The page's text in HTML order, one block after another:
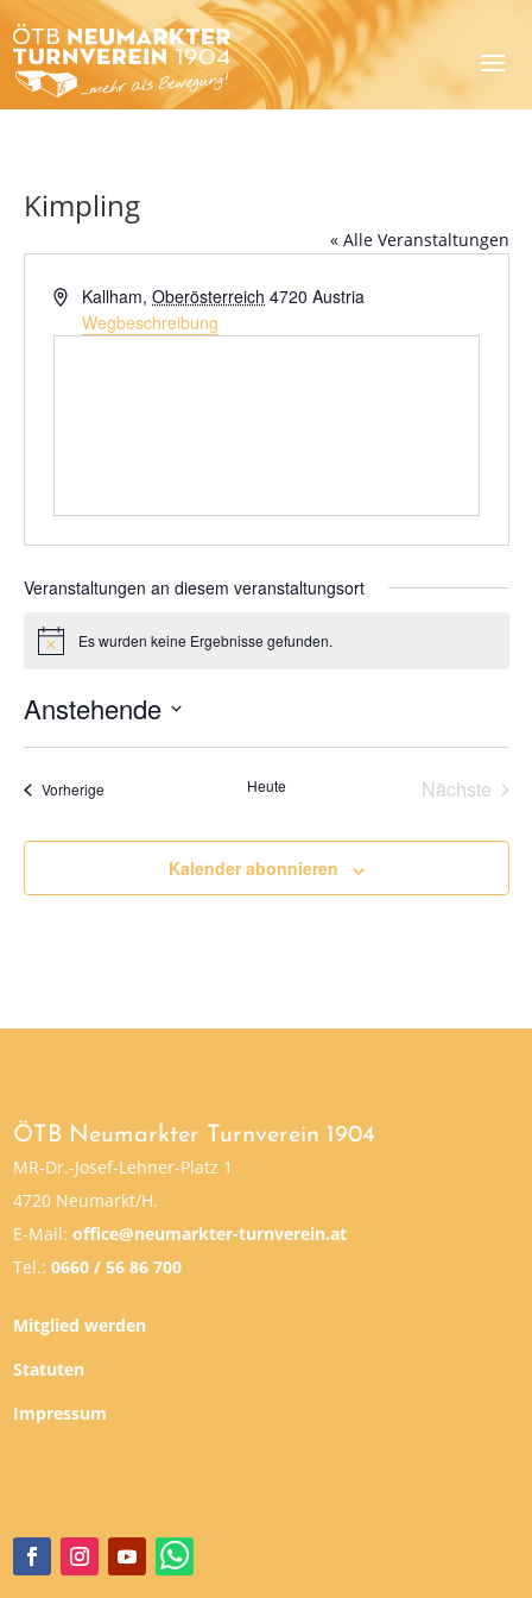
Kimpling
« Alle Veranstaltungen
AdresseKallham, Oberösterreich 4720 Austria
Wegbeschreibung
Veranstaltungen an diesem veranstaltungsort
HinweisEs wurden keine Ergebnisse gefunden.
Anstehende
VorherigeVeranstaltungen Heute
Nächste
Kalender abonnieren
ÖTB Neumarkter Turnverein 1904
MR-Dr.-Josef-Lehner-Platz 1
4720 Neumarkt/H.
E-Mail:office@neumarkter-turnverein.at
Tel.:0660 / 56 86 700
Mitglied werden
Statuten
Impressum